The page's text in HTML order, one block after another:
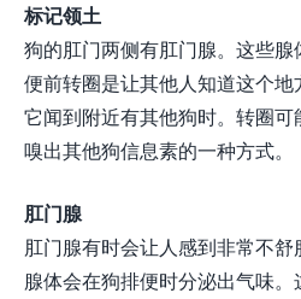
标记领土
狗的肛门两侧有肛门腺。这些
便前转圈是让其他人知道这个
它闻到附近有其他狗时。转圈
嗅出其他狗信息素的一种方式。
肛门腺
肛门腺有时会让人感到非常不
腺体会在狗排便时分泌出气味